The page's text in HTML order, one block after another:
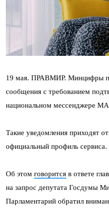
19 мая. ПРАВМИР. Минцифры
сообщения с требованием
национальном мессенджере
Такие уведомления приходят
официальный профиль сервиса.
Об этом говорится в ответе
на запрос депутата Госдумы
Парламентарий обратил